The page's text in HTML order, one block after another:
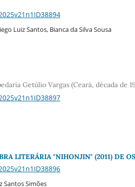
Luiz Santos, Bianca da Silva Sousa
Getúlio Vargas (Ceará, década de
LITERÁRIA "NIHONJIN" (2011) DE
Santos Simões